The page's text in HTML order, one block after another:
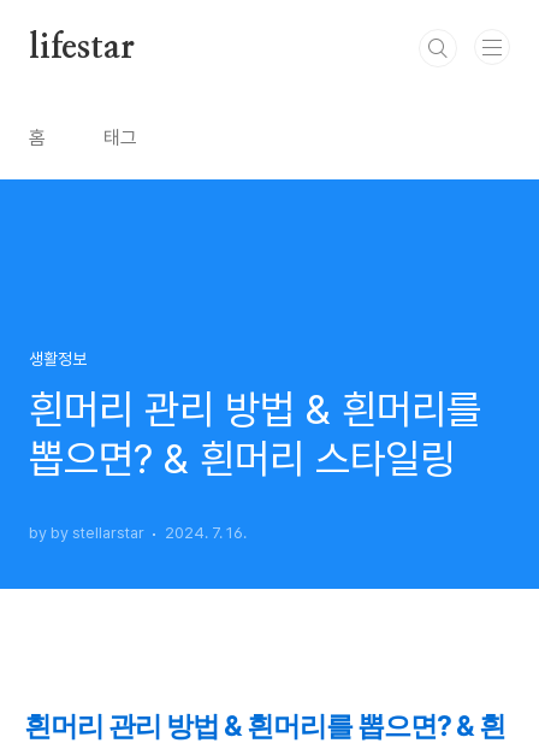
lifestar
홈 태그
생활정보
흰머리 관리 방법 & 흰머리를
뽑으면? & 흰머리 스타일링
by by stellarstar 2024. 7. 16.
흰머리 관리 방법 & 흰머리를 뽑으면? & 흰